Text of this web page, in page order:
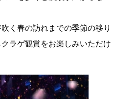
く春の訪れまでの季節の移り
ラゲ観賞をお楽しみいただけ